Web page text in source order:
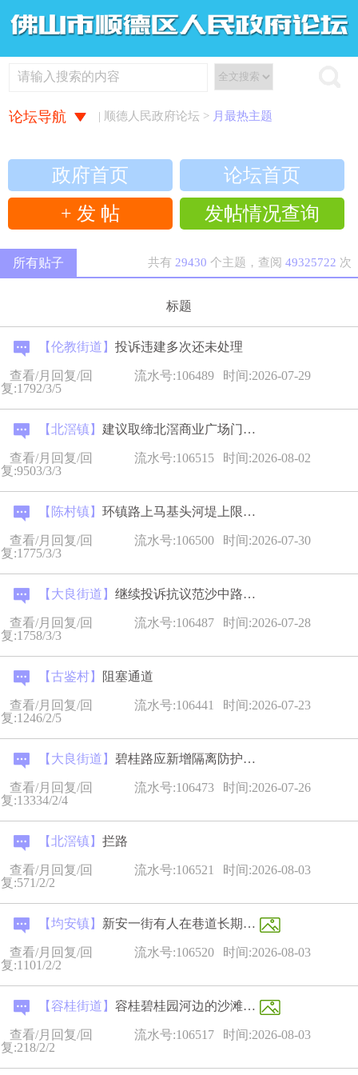
论坛导航 | 顺德人民政府论坛 > 月最热主题
政府首页
论坛首页
+ 发 帖
发帖情况查询
所有贴子 共有 29430 个主题，查阅 49325722 次
标题
【伦教街道】 投诉违建多次还未处理
查看/月回复/回
复:1792/3/5
流水号:106489 时间:2026-07-29
【北滘镇】 建议取缔北滘商业广场门前烧烤
查看/月回复/回
复:9503/3/3
流水号:106515 时间:2026-08-02
【陈村镇】 环镇路上马基头河堤上限宽墩是不是得调整一下
查看/月回复/回
复:1775/3/3
流水号:106500 时间:2026-07-30
【大良街道】 继续投诉抗议范沙中路，德胜天汇与新希望之间，大货车穿行掉...
查看/月回复/回
复:1758/3/3
流水号:106487 时间:2026-07-28
【古鉴村】 阻塞通道
查看/月回复/回
复:1246/2/5
流水号:106441 时间:2026-07-23
【大良街道】 碧桂路应新增隔离防护网或加高绿化隔离带
查看/月回复/回
复:13334/2/4
流水号:106473 时间:2026-07-26
【北滘镇】 拦路
查看/月回复/回
复:571/2/2
流水号:106521 时间:2026-08-03
【均安镇】 新安一街有人在巷道长期乱扔生活垃圾
查看/月回复/回
复:1101/2/2
流水号:106520 时间:2026-08-03
【容桂街道】 容桂碧桂园河边的沙滩建议
查看/月回复/回
复:218/2/2
流水号:106517 时间:2026-08-03